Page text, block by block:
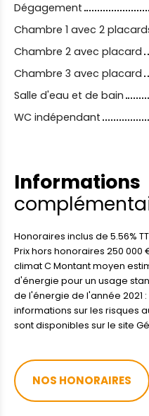
Dégagement
Chambre 1 avec 2
Chambre 2 avec placard
Chambre 3 avec placard
Salle d'eau et de bain
WC indépendant
Informations
Honoraires inclus de 5.56%
Prix hors honoraires 250 000
climat C Montant moyen
d'énergie pour un usage
de l'énergie de l'année 2021 :
informations sur les risques
sont disponibles sur le site
NOS HONORAIRES